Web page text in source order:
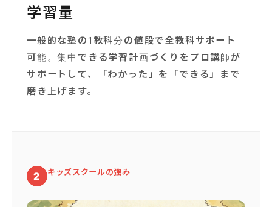
学習量
一般的な塾の1教科分の値段で全教科サポート
可能。集中できる学習計画づくりをプロ講師が
サポートして、「わかった」を「できる」まで
磨き上げます。
2 キッズスクールの強み